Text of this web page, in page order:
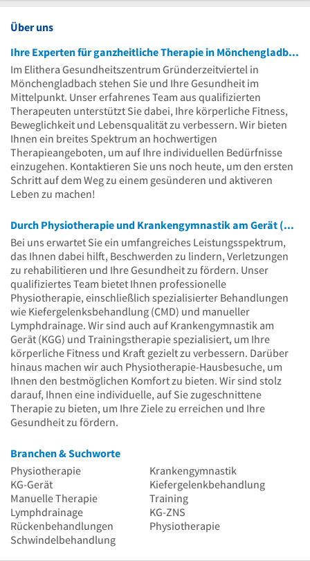
Über uns
Ihre Experten für ganzheitliche Therapie in Mönchengladbach
Im Elithera Gesundheitszentrum Gründerzeitviertel in
Mönchengladbach stehen Sie und Ihre Gesundheit im
Mittelpunkt. Unser erfahrenes Team aus qualifizierten
Therapeuten unterstützt Sie dabei, Ihre körperliche Fitness,
Beweglichkeit und Lebensqualität zu verbessern. Wir bieten
Ihnen ein breites Spektrum an hochwertigen
Therapieangeboten, um auf Ihre individuellen Bedürfnisse
einzugehen. Kontaktieren Sie uns noch heute, um den ersten
Schritt auf dem Weg zu einem gesünderen und aktiveren
Leben zu machen!
Durch Physiotherapie und Krankengymnastik am Gerät (KGG) zu mehr Gesundheit und Wohlbefinden
Bei uns erwartet Sie ein umfangreiches Leistungsspektrum,
das Ihnen dabei hilft, Beschwerden zu lindern, Verletzungen
zu rehabilitieren und Ihre Gesundheit zu fördern. Unser
qualifiziertes Team bietet Ihnen professionelle
Physiotherapie, einschließlich spezialisierter Behandlungen
wie Kiefergelenksbehandlung (CMD) und manueller
Lymphdrainage. Wir sind auch auf Krankengymnastik am
Gerät (KGG) und Trainingstherapie spezialisiert, um Ihre
körperliche Fitness und Kraft gezielt zu verbessern. Darüber
hinaus machen wir auch Physiotherapie-Hausbesuche, um
Ihnen den bestmöglichen Komfort zu bieten. Wir sind stolz
darauf, Ihnen eine individuelle, auf Sie zugeschnittene
Therapie zu bieten, um Ihre Ziele zu erreichen und Ihre
Gesundheit zu fördern.
Branchen & Suchworte
Physiotherapie
Krankengymnastik
KG-Gerät
Kiefergelenkbehandlung
Manuelle Therapie
Training
Lymphdrainage
KG-ZNS
Rückenbehandlungen
Physiotherapie
Schwindelbehandlung